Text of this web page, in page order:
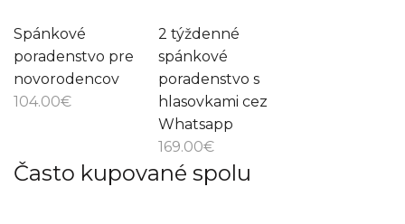
Spánkové
poradenstvo pre
novorodencov
104.00€
2 týždenné
spánkové
poradenstvo s
hlasovkami cez
Whatsapp
169.00€
Často kupované spolu